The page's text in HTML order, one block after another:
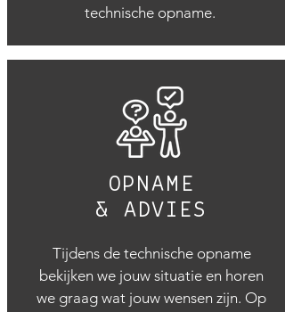
technische opname.
OPNAME
& ADVIES
Tijdens de technische opname
bekijken we jouw situatie en horen
we graag wat jouw wensen zijn. Op